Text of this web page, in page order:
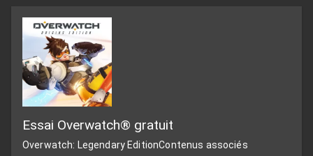
Essai Overwatch® gratuit
Overwatch: Legendary EditionContenus associés